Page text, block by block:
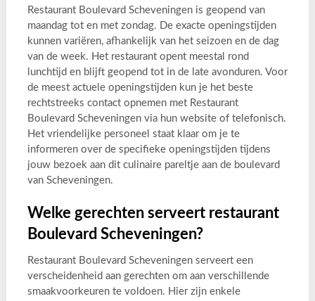
Restaurant Boulevard Scheveningen is geopend van
maandag tot en met zondag. De exacte openingstijden
kunnen variëren, afhankelijk van het seizoen en de dag
van de week. Het restaurant opent meestal rond
lunchtijd en blijft geopend tot in de late avonduren. Voor
de meest actuele openingstijden kun je het beste
rechtstreeks contact opnemen met Restaurant
Boulevard Scheveningen via hun website of telefonisch.
Het vriendelijke personeel staat klaar om je te
informeren over de specifieke openingstijden tijdens
jouw bezoek aan dit culinaire pareltje aan de boulevard
van Scheveningen.
Welke gerechten serveert restaurant
Boulevard Scheveningen?
Restaurant Boulevard Scheveningen serveert een
verscheidenheid aan gerechten om aan verschillende
smaakvoorkeuren te voldoen. Hier zijn enkele